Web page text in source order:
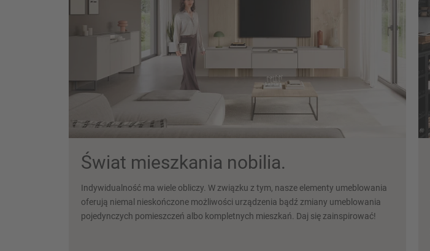
Świat mieszkania nobilia.
Indywidualność ma wiele obliczy. W związku z tym, nasze elementy umeblowania
oferują niemal nieskończone możliwości urządzenia bądź zmiany umeblowania
pojedynczych pomieszczeń albo kompletnych mieszkań. Daj się zainspirować!